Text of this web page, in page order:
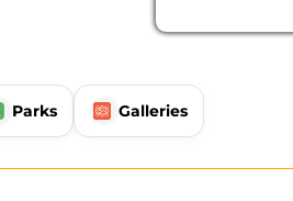
Parks Galleries